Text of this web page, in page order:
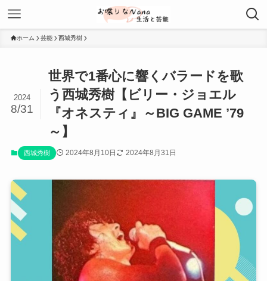
ホーム 芸能 西城秀樹
世界で1番心に響くバラードを歌
う西城秀樹【ビリー・ジョエル
『オネスティ』～BIG GAME ’79
～】
2024
8/31
西城秀樹 2024年8月10日 2024年8月31日